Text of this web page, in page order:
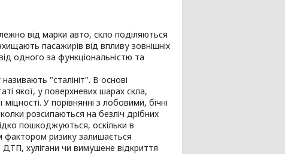
від марки авто, скло поділяються
пасажирів від впливу зовнішніх
одного за функціональністю та
"сталініт". В основі
якої, у поверхневих шарах скла,
У порівнянні з лобовими, бічні
розсипаються на безліч дрібних
пошкоджуються, оскільки в
фактором ризику залишається
хулігани чи вимушене відкриття